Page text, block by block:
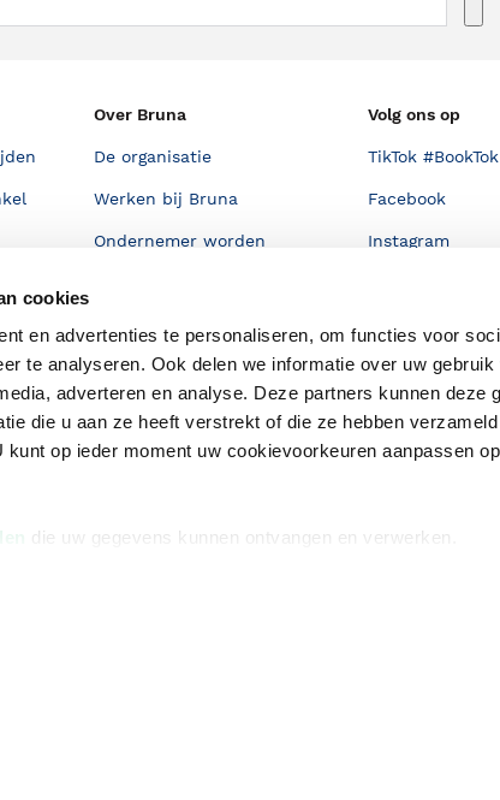
cookies
en advertenties te personaliseren, om functies voor
te analyseren. Ook delen we informatie over uw
adverteren en analyse. Deze partners kunnen deze
die u aan ze heeft verstrekt of die ze hebben
op ieder moment uw cookievoorkeuren aanpassen op
die uw gegevens kunnen ontvangen en verwerken.
Over Bruna
De organisatie
Werken bij Bruna
Ondernemer worden
Responsible Disclosure
Blog
Discriminerende boeken
Volg ons op
TikTok #BookTok
Facebook
Instagram